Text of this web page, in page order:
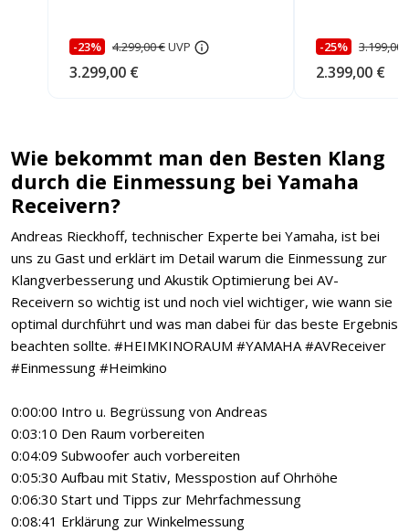
-23% 4.299,00 €UVP
3.299,00 €
-25% 3.199,00
2.399,00 €
Wie bekommt man den Besten Klang
durch die Einmessung bei Yamaha
Receivern?
Andreas Rieckhoff, technischer Experte bei Yamaha, ist bei
uns zu Gast und erklärt im Detail warum die Einmessung zur
Klangverbesserung und Akustik Optimierung bei AV-
Receivern so wichtig ist und noch viel wichtiger, wie wann sie
optimal durchführt und was man dabei für das beste Ergebnis
beachten sollte. #HEIMKINORAUM #YAMAHA #AVReceiver
#Einmessung #Heimkino
0:00:00 Intro u. Begrüssung von Andreas
0:03:10 Den Raum vorbereiten
0:04:09 Subwoofer auch vorbereiten
0:05:30 Aufbau mit Stativ, Messpostion auf Ohrhöhe
0:06:30 Start und Tipps zur Mehrfachmessung
0:08:41 Erklärung zur Winkelmessung